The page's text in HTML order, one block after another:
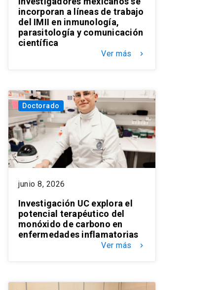
incorporan a líneas de trabajo
del IMII en inmunología,
parasitología y comunicación
científica
Ver más keyboard_arrow_right
Doctorado
junio 8, 2026
Investigación UC explora el
potencial terapéutico del
monóxido de carbono en
enfermedades inflamatorias
Ver más keyboard_arrow_right